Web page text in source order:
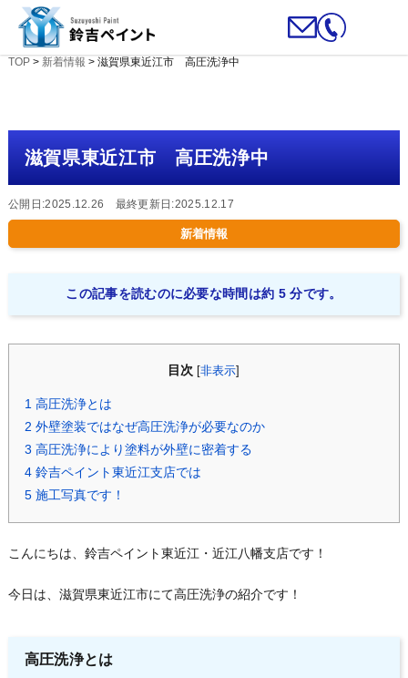
TOP> 新着情報 > 滋賀県東近江市 高圧洗浄中
滋賀県東近江市 高圧洗浄中
公開日:2025.12.26 最終更新日:2025.12.17
新着情報
この記事を読むのに必要な時間は約 5 分です。
目次 [非表示
1 高圧洗浄とは
2 外壁塗装ではなぜ高圧洗浄が必要なのか
3 高圧洗浄により塗料が外壁に密着する
4鈴吉ペイント東近江支店では
5施工写真です！
こんにちは、鈴吉ペイント東近江・近江八幡支店です！
今日は、滋賀県東近江市にて高圧洗浄の紹介です！
高圧洗浄とは